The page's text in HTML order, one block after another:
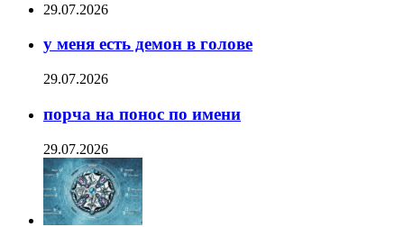
29.07.2026
у меня есть демон в голове
29.07.2026
порча на понос по имени
29.07.2026